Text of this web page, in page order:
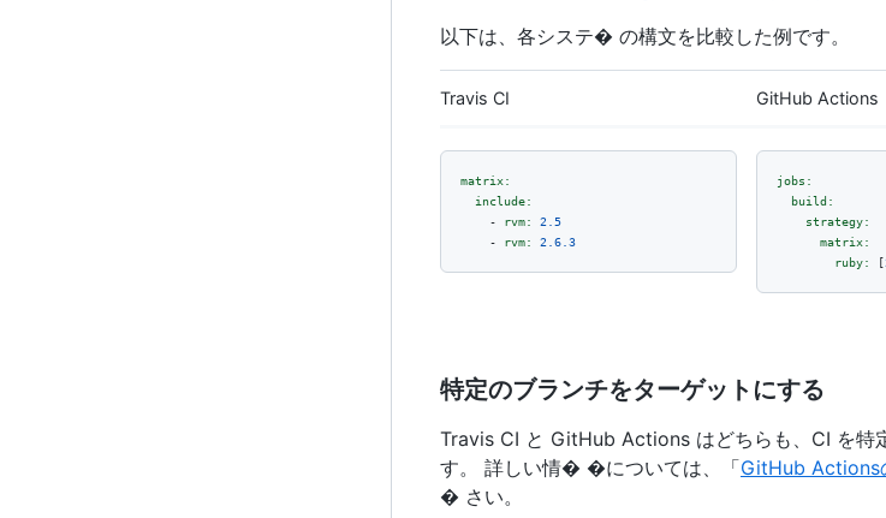
以下は、各システ� の構文を比較した例です。
Travis CI GitHub Actions
matrix:
include:
-
rvm:
2.5
-
rvm: 2.6 .3
jobs:
build:
strategy:
matrix:
ruby:
[
特定のブランチをターゲットにする
Travis CI と GitHub Actions はどちらも、CI を特
す。 詳しい情� �については、「GitHub Actions
� さい。